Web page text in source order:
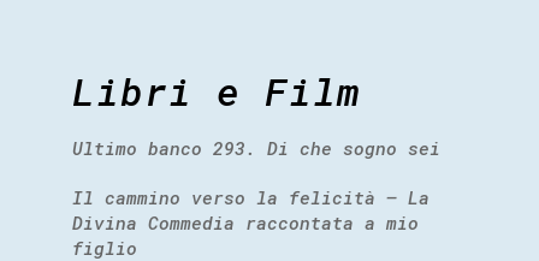
Libri e Film
Ultimo banco 293. Di che sogno sei
Il cammino verso la felicità – La
Divina Commedia raccontata a mio
figlio